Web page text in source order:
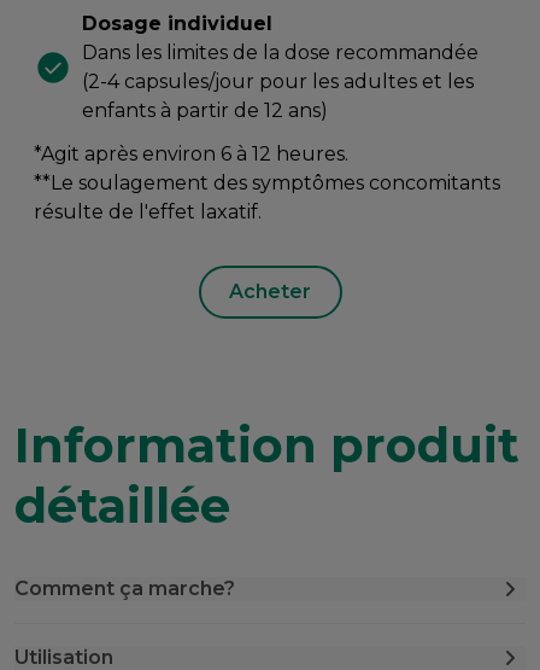
Dosage individuel
Dans les limites de la dose recommandée
(2-4 capsules/jour pour les adultes et les
enfants à partir de 12 ans)
*Agit après environ 6 à 12 heures.
**Le soulagement des symptômes concomitants
résulte de l'effet laxatif.
Acheter
Information produit
détaillée
Comment ça marche?
Utilisation